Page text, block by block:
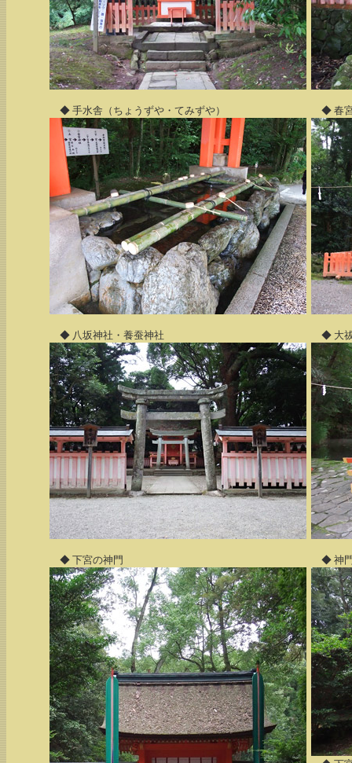
◆ 手水舎（ちょうずや・てみずや） ◆ 春宮
◆ 八坂神社・養蚕神社 ◆ 大祓
◆ 下宮の神門 ◆ 神門